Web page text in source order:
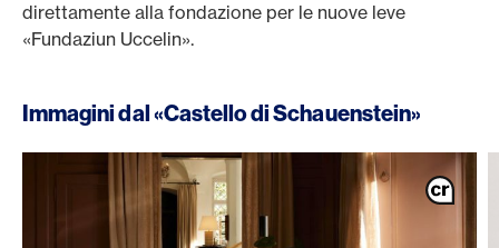
direttamente alla fondazione per le nuove leve
«Fundaziun Uccelin».
Immagini dal «Castello di Schauenstein»